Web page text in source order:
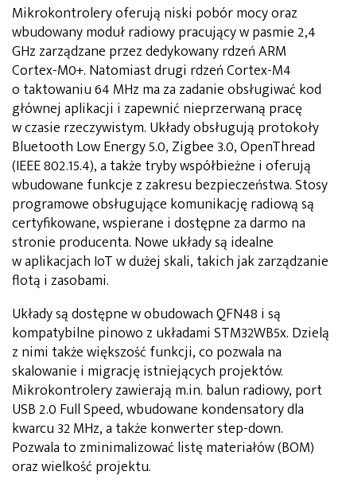
Mikrokontrolery oferują niski pobór mocy oraz
wbudowany moduł radiowy pracujący w pasmie 2,4
GHz zarządzane przez dedykowany rdzeń ARM
Cortex-M0+. Natomiast drugi rdzeń Cortex-M4
o taktowaniu 64 MHz ma za zadanie obsługiwać kod
głównej aplikacji i zapewnić nieprzerwaną pracę
w czasie rzeczywistym. Układy obsługują protokoły
Bluetooth Low Energy 5.0, Zigbee 3.0, OpenThread
(IEEE 802.15.4), a także tryby współbieżne i oferują
wbudowane funkcje z zakresu bezpieczeństwa. Stosy
programowe obsługujące komunikację radiową są
certyfikowane, wspierane i dostępne za darmo na
stronie producenta. Nowe układy są idealne
w aplikacjach IoT w dużej skali, takich jak zarządzanie
flotą i zasobami.
Układy są dostępne w obudowach QFN48 i są
kompatybilne pinowo z układami STM32WB5x. Dzielą
z nimi także większość funkcji, co pozwala na
skalowanie i migrację istniejących projektów.
Mikrokontrolery zawierają m.in. balun radiowy, port
USB 2.0 Full Speed, wbudowane kondensatory dla
kwarcu 32 MHz, a także konwerter step-down.
Pozwala to zminimalizować listę materiałów (BOM)
oraz wielkość projektu.